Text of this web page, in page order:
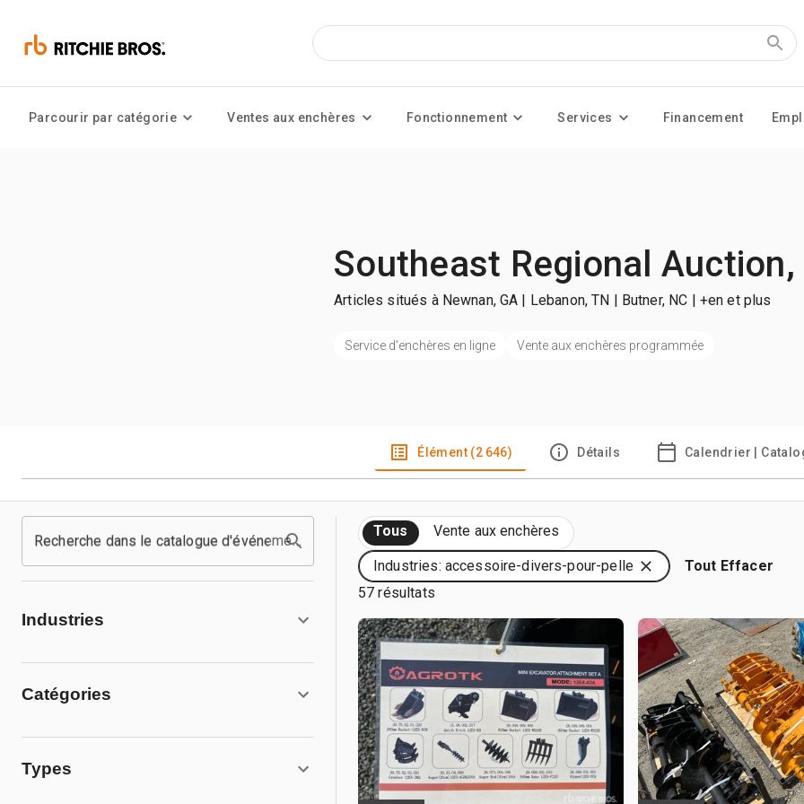
Parcourir par catégorie Ventes aux enchères Fonctionnement Services Financement
Southeast Regional Auction,
Articles situés à Newnan, GA | Lebanon, TN | Butner, NC | +en et plus
Service d'enchères en ligne Vente aux enchères programmée
Élément (2 646) Détails Calendrier |
Recherche dans le catalogue d'événements
Industries
Catégories
Types
Tous Vente aux enchères
Industries: accessoire-divers-pour-pelle
Tout Effacer
57 résultats